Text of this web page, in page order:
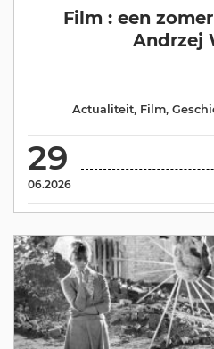
Film : een
Andrzej
29
06.2026
Actualiteit, Film,